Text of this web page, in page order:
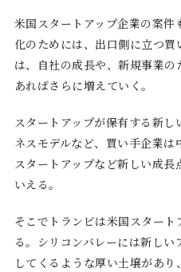
米国スタートアップ企業の案
化のためには、出口側に立つ
は、自社の成長や、新規事業
あればさらに増えていく。
スタートアップが保有する新
ネスモデルなど、買い手企業は
スタートアップなど新しい成長
いえる。
そこでトランビは米国スター
る。シリコンバレーには新し
してくるような厚い土壌があ